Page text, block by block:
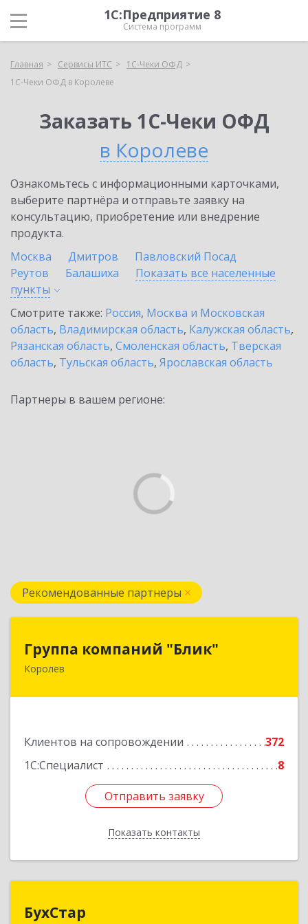
1С:Предприятие 8
Система программ
Главная Сервисы ИТС
1С-Чеки ОФД
1С-Чеки ОФД в Королеве
Заказать 1С-Чеки ОФД
в Королеве
Ознакомьтесь с информационными карточками,
выберите партнёра и отправьте заявку на
консультацию, приобретение или внедрение
продукта.
Москва
Дмитров
Павловский Посад
Реутов
Балашиха
Показать все населенные
пункты
Смотрите также: Россия, Москва и Московская
область, Владимирская область, Калужская область,
Рязанская область, Смоленская область, Тверская
область, Тульская область, Ярославская область
Партнеры в вашем регионе:
Рекомендованные партнеры
Группа компаний "Блик"
Королев
Клиентов на сопровождении
372
1С:Специалист
8
Отправить заявку
Показать контакты
Группа компаний "Блик"
Отправить заявку
Назад
БухСтар